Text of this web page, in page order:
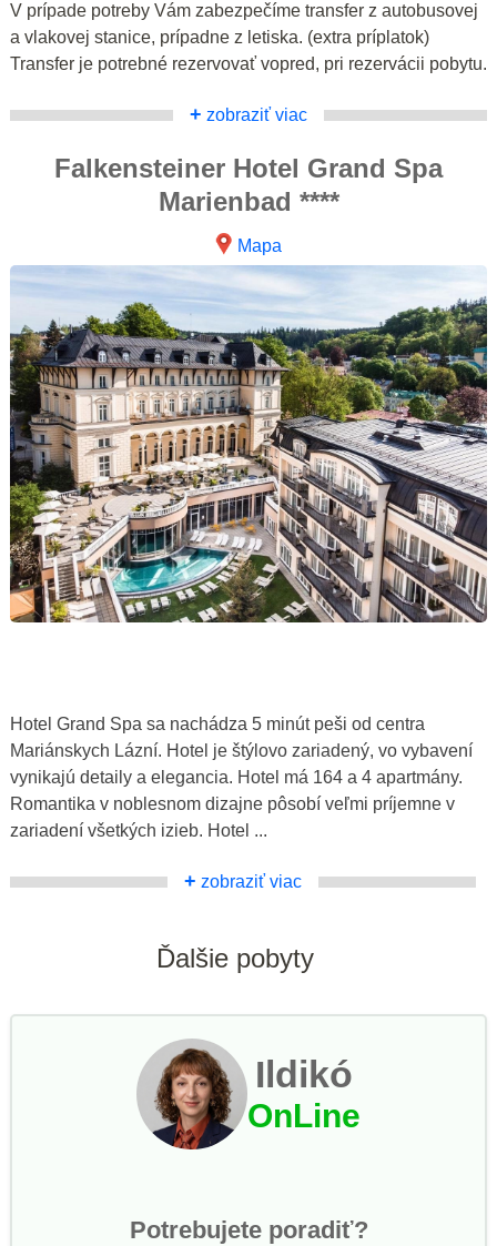
V prípade potreby Vám zabezpečíme transfer z autobusovej
a vlakovej stanice, prípadne z letiska. (extra príplatok)
Transfer je potrebné rezervovať vopred, pri rezervácii pobytu.
+ zobraziť viac
Falkensteiner Hotel Grand Spa
Marienbad ****
Mapa
Hotel Grand Spa sa nachádza 5 minút peši od centra
Mariánskych Lázní. Hotel je štýlovo zariadený, vo vybavení
vynikajú detaily a elegancia. Hotel má 164 a 4 apartmány.
Romantika v noblesnom dizajne pôsobí veľmi príjemne v
zariadení všetkých izieb. Hotel ...
+ zobraziť viac
Ďalšie pobyty
Ildikó
OnLine
Potrebujete poradiť?